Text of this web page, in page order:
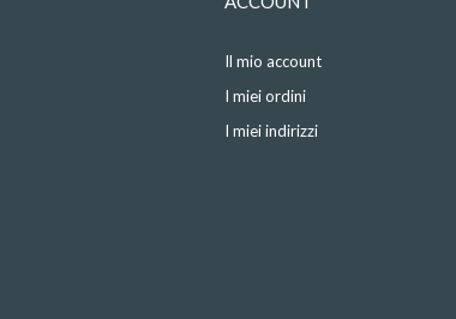
Il mio account
I miei ordini
I miei indirizzi